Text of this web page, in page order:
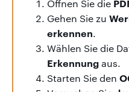
Öffnen Sie die
Gehen Sie zu
erkennen.
Wählen Sie die
Erkennungaus.
Starten Sie den